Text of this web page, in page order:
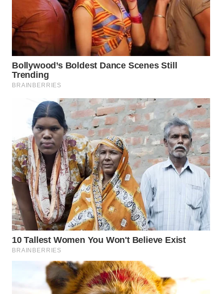
WN
TEBING
TINGGI
WN
PAKPAK
WN
KARAWANG
WN
BEKASI
WN
BOGOR
WN
DEPOK
WN
TAPANULI